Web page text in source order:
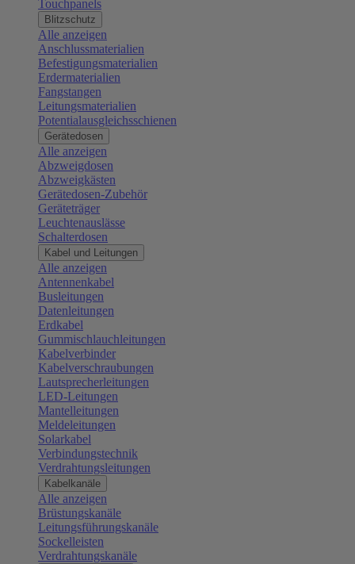
Touchpanels
Blitzschutz
Alle anzeigen
Anschlussmaterialien
Befestigungsmaterialien
Erdermaterialien
Fangstangen
Leitungsmaterialien
Potentialausgleichsschienen
Gerätedosen
Alle anzeigen
Abzweigdosen
Abzweigkästen
Gerätedosen-Zubehör
Geräteträger
Leuchtenauslässe
Schalterdosen
Kabel und Leitungen
Alle anzeigen
Antennenkabel
Busleitungen
Datenleitungen
Erdkabel
Gummischlauchleitungen
Kabelverbinder
Kabelverschraubungen
Lautsprecherleitungen
LED-Leitungen
Mantelleitungen
Meldeleitungen
Solarkabel
Verbindungstechnik
Verdrahtungsleitungen
Kabelkanäle
Alle anzeigen
Brüstungskanäle
Leitungsführungskanäle
Sockelleisten
Verdrahtungskanäle